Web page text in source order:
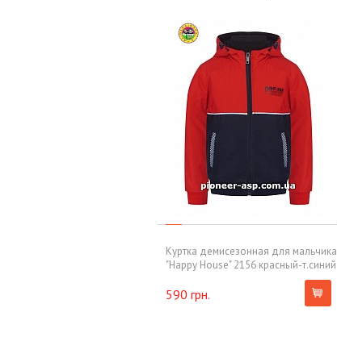
Куртка демисезонная для мальчика
"Happy House" 2156 красный-т.синий
590 грн.